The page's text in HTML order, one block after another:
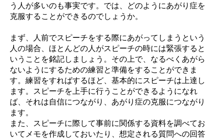
う人が多いのも事実です。では、どのようにあがり症を
克服することができるのでしょうか。
まず、人前でスピーチをする際にあがってしまうという
人の場合、ほとんどの人がスピーチの時には緊張すると
いうことを銘記しましょう。その上で、なるべくあがら
ないようにするための練習と準備をすることができま
す。練習をすればするほど、基本的にスピーチは上達し
ます。スピーチを上手に行うことができるようになれ
ば、それは自信につながり、あがり症の克服につながり
ます。
また、スピーチに際して事前に関係する資料を調べてお
いてメモを作成しておいたり、想定される質問への回答